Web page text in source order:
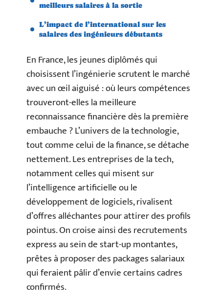
meilleurs salaires à la sortie
L’impact de l’international sur les
salaires des ingénieurs débutants
En France, les jeunes diplômés qui
choisissent l’ingénierie scrutent le marché
avec un œil aiguisé : où leurs compétences
trouveront-elles la meilleure
reconnaissance financière dès la première
embauche ? L’univers de la technologie,
tout comme celui de la finance, se détache
nettement. Les entreprises de la tech,
notamment celles qui misent sur
l’intelligence artificielle ou le
développement de logiciels, rivalisent
d’offres alléchantes pour attirer des profils
pointus. On croise ainsi des recrutements
express au sein de start-up montantes,
prêtes à proposer des packages salariaux
qui feraient pâlir d’envie certains cadres
confirmés.